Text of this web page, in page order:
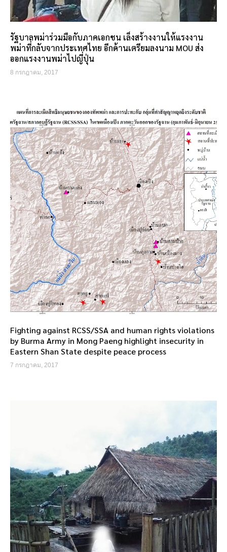
รัฐบาลพม่าร่วมมือกับภาคเอกชน เล็งสร้างงานให้แรงงาน
พม่าที่กลับจากประเทศไทย อีกด้านเตรียมลงนาม MOU ส่ง
ออกแรงงานพม่าไปญี่ปุ่น
8 กรกฎาคม, 2017
Fighting against RCSS/SSA and human rights violations
by Burma Army in Mong Paeng highlight insecurity in
Eastern Shan State despite peace process
7 กรกฎาคม, 2017